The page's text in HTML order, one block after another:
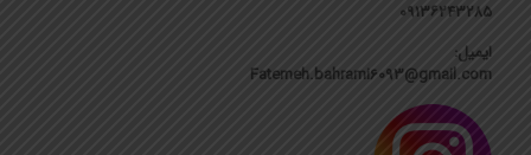
۰۹۱۳۶۲۴۳۲۸۵
ایمیل:
Fatemeh.bahrami6093@gmail.com